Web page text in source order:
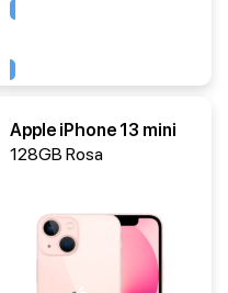
Apple iPhone 13 mini
128GB Rosa